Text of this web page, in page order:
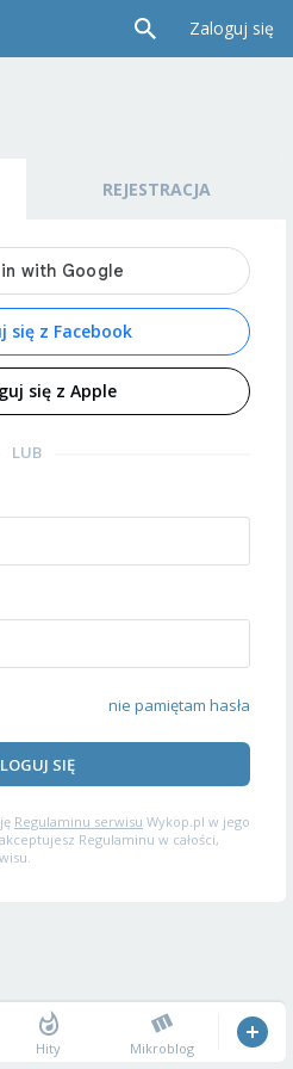
Zaloguj się
REJESTRACJA
się z Facebook
się z Apple
LUB
nie pamiętam hasła
SIĘ
Regulaminu serwisu Wykop.pl w jego
Regulaminu w całości,
Hity Mikroblog